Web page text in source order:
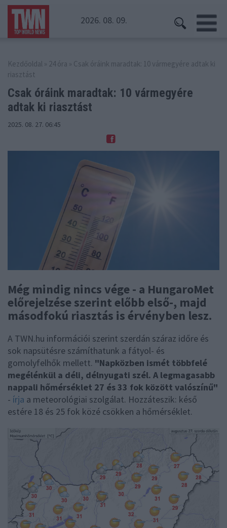
2026. 08. 09.
Kezdőoldal » 24 óra » Csak óráink maradtak: 10 vármegyére adtak ki
riasztást
Csak óráink maradtak: 10 vármegyére
adtak ki riasztást
2025. 08. 27. 06:45
Még mindig nincs vége - a HungaroMet
előrejelzése szerint előbb első-, majd
másodfokú riasztás is érvényben lesz.
A TWN.hu információi szerint szerdán száraz időre és
sok napsütésre számíthatunk a fátyol- és
gomolyfelhők mellett. "Napközben ismét többfelé
megélénkül a déli, délnyugati szél. A legmagasabb
nappali hőmérséklet 27 és 33 fok között valószínű"
- írja a meteorológiai szolgálat. Hozzáteszik: késő
estére 18 és 25 fok közé csökken a hőmérséklet.